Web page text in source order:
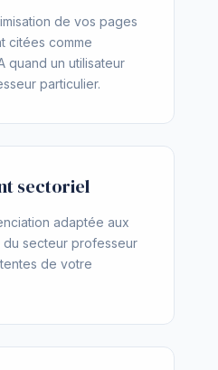
de vos pages
citées comme
quand un utilisateur
particulier.
sectoriel
adaptée aux
secteur professeur
de votre